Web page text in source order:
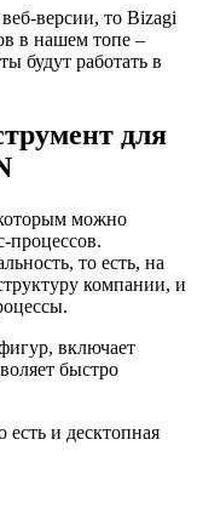
веб-версии, то Bizagi
в нашем топе –
будут работать в
для
можно
процессов.
то есть, на
компании, и
включает
быстро
и десктопная